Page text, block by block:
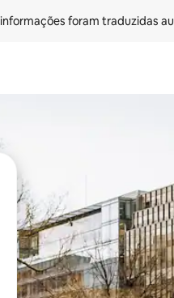
foram traduzidas